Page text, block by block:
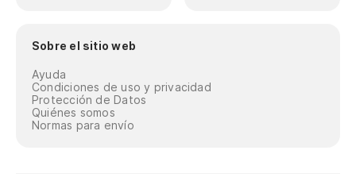
Sobre el sitio web
Ayuda
Condiciones de uso y privacidad
Protección de Datos
Quiénes somos
Normas para envío